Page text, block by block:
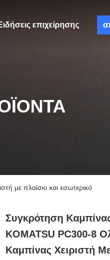
επιχείρησης
με πλαίσιο και εσωτερικό
Συγκρότηση
KOMATSU PC300-8
Καμπίνας Χειριστή